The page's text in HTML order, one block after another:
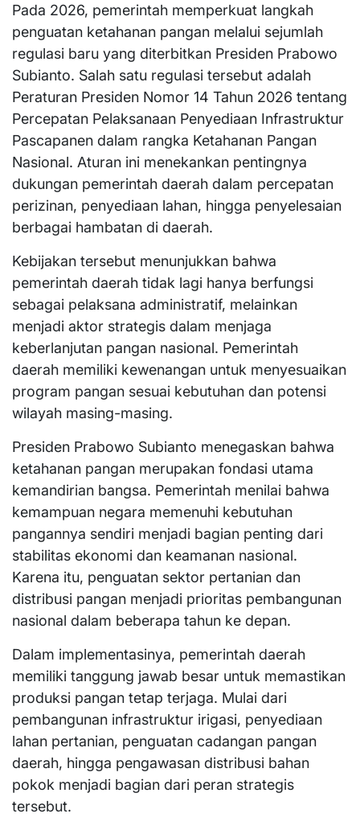
Pada 2026, pemerintah memperkuat langkah
penguatan ketahanan pangan melalui sejumlah
regulasi baru yang diterbitkan Presiden Prabowo
Subianto. Salah satu regulasi tersebut adalah
Peraturan Presiden Nomor 14 Tahun 2026 tentang
Percepatan Pelaksanaan Penyediaan Infrastruktur
Pascapanen dalam rangka Ketahanan Pangan
Nasional. Aturan ini menekankan pentingnya
dukungan pemerintah daerah dalam percepatan
perizinan, penyediaan lahan, hingga penyelesaian
berbagai hambatan di daerah.
Kebijakan tersebut menunjukkan bahwa
pemerintah daerah tidak lagi hanya berfungsi
sebagai pelaksana administratif, melainkan
menjadi aktor strategis dalam menjaga
keberlanjutan pangan nasional. Pemerintah
daerah memiliki kewenangan untuk menyesuaikan
program pangan sesuai kebutuhan dan potensi
wilayah masing-masing.
Presiden Prabowo Subianto menegaskan bahwa
ketahanan pangan merupakan fondasi utama
kemandirian bangsa. Pemerintah menilai bahwa
kemampuan negara memenuhi kebutuhan
pangannya sendiri menjadi bagian penting dari
stabilitas ekonomi dan keamanan nasional.
Karena itu, penguatan sektor pertanian dan
distribusi pangan menjadi prioritas pembangunan
nasional dalam beberapa tahun ke depan.
Dalam implementasinya, pemerintah daerah
memiliki tanggung jawab besar untuk memastikan
produksi pangan tetap terjaga. Mulai dari
pembangunan infrastruktur irigasi, penyediaan
lahan pertanian, penguatan cadangan pangan
daerah, hingga pengawasan distribusi bahan
pokok menjadi bagian dari peran strategis
tersebut.